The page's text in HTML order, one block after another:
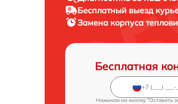
Бесплатный выезд
Замена корпуса
Бесплатная
Нажимая на кнопку "Оставить